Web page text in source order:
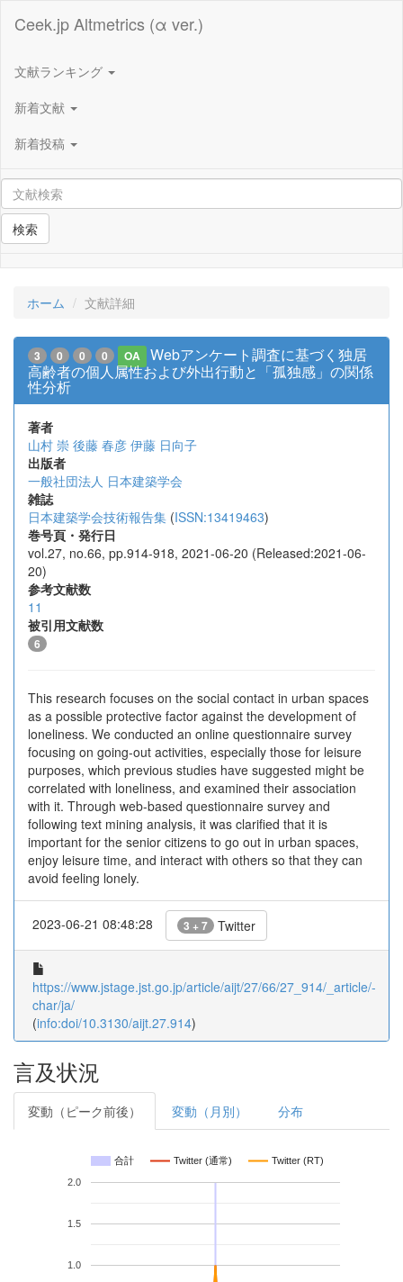
Ceek.jp Altmetrics (α ver.)
文献ランキング
新着文献
新着投稿
検索
ホーム 文献詳細
3 0 0 0 OA
Webアンケート調査に基づく独居
高齢者の個人属性および外出行動と「孤独感」の関係
性分析
著者
山村 崇 後藤 春彦 伊藤 日向子
出版者
一般社団法人 日本建築学会
雑誌
日本建築学会技術報告集 (ISSN:13419463)
巻号頁・発行日
vol.27, no.66, pp.914-918, 2021-06-20 (Released:2021-06-
20)
参考文献数
11
被引用文献数
6
This research focuses on the social contact in urban spaces
as a possible protective factor against the development of
loneliness. We conducted an online questionnaire survey
focusing on going-out activities, especially those for leisure
purposes, which previous studies have suggested might be
correlated with loneliness, and examined their association
with it. Through web-based questionnaire survey and
following text mining analysis, it was clarified that it is
important for the senior citizens to go out in urban spaces,
enjoy leisure time, and interact with others so that they can
avoid feeling lonely.
2023-06-21 08:48:28 3 + 7 Twitter
https://www.jstage.jst.go.jp/article/aijt/27/66/27_914/_article/-
char/ja/
(info:doi/10.3130/aijt.27.914)
言及状況
変動（ピーク前後） 変動（月別） 分布
合計 Twitter (通常) Twitter (RT)
1.0
1.5
2.0